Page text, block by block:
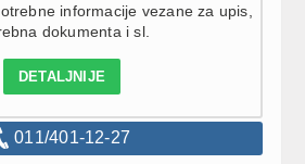
informacije vezane za upis,
dokumenta i sl.
DETALJNIJE
011/401-12-27